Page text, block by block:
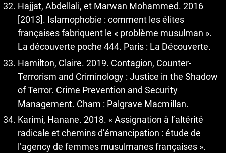
Hajjat, Abdellali, et Marwan Mohammed. 2016
[2013]. Islamophobie : comment les élites
françaises fabriquent le « problème musulman ».
La découverte poche 444. Paris : La Découverte.
Hamilton, Claire. 2019. Contagion, Counter-
Terrorism and Criminology : Justice in the Shadow
of Terror. Crime Prevention and Security
Management. Cham : Palgrave Macmillan.
Karimi, Hanane. 2018. « Assignation à l’altérité
radicale et chemins d’émancipation : étude de
l’agency de femmes musulmanes françaises ».